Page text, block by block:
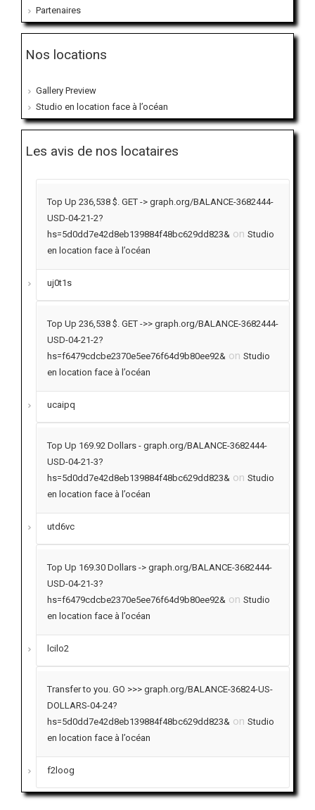
Partenaires
Nos locations
Gallery Preview
Studio en location face à l’océan
Les avis de nos locataires
Top Up 236,538 $. GET -> graph.org/BALANCE-3682444-
USD-04-21-2?
hs=5d0dd7e42d8eb139884f48bc629dd823& on Studio
en location face à l’océan
uj0t1s
Top Up 236,538 $. GET ->> graph.org/BALANCE-3682444-
USD-04-21-2?
hs=f6479cdcbe2370e5ee76f64d9b80ee92& on Studio
en location face à l’océan
ucaipq
Top Up 169.92 Dollars - graph.org/BALANCE-3682444-
USD-04-21-3?
hs=5d0dd7e42d8eb139884f48bc629dd823& on Studio
en location face à l’océan
utd6vc
Top Up 169.30 Dollars -> graph.org/BALANCE-3682444-
USD-04-21-3?
hs=f6479cdcbe2370e5ee76f64d9b80ee92& on Studio
en location face à l’océan
lcilo2
Transfer to you. GO >>> graph.org/BALANCE-36824-US-
DOLLARS-04-24?
hs=5d0dd7e42d8eb139884f48bc629dd823& on Studio
en location face à l’océan
f2loog